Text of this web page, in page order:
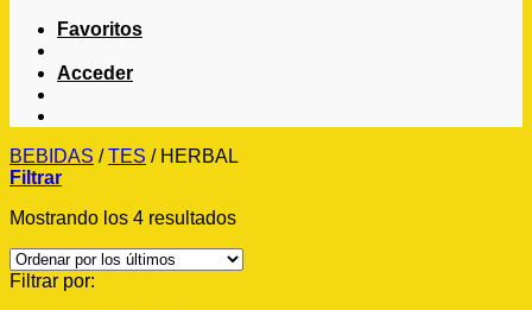
Favoritos
Acceder
BEBIDAS / TES /HERBAL
Filtrar
Mostrando los 4 resultadosOrdenado
los
Filtrar por: